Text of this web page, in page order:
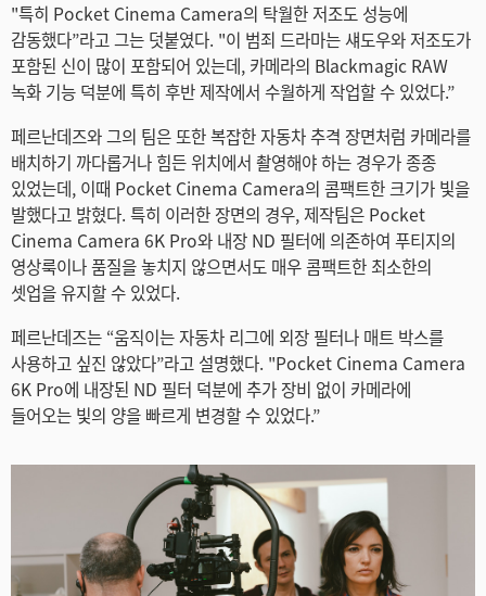
"특히 Pocket Cinema Camera의 탁월한 저조도 성능에
감동했다”라고 그는 덧붙였다. "이 범죄 드라마는 섀도우와 저조도가
포함된 신이 많이 포함되어 있는데, 카메라의 Blackmagic RAW
녹화 기능 덕분에 특히 후반 제작에서 수월하게 작업할 수 있었다.”
페르난데즈와 그의 팀은 또한 복잡한 자동차 추격 장면처럼 카메라를
배치하기 까다롭거나 힘든 위치에서 촬영해야 하는 경우가 종종
있었는데, 이때 Pocket Cinema Camera의 콤팩트한 크기가 빛을
발했다고 밝혔다. 특히 이러한 장면의 경우, 제작팀은 Pocket
Cinema Camera 6K Pro와 내장 ND 필터에 의존하여 푸티지의
영상룩이나 품질을 놓치지 않으면서도 매우 콤팩트한 최소한의
셋업을 유지할 수 있었다.
페르난데즈는 “움직이는 자동차 리그에 외장 필터나 매트 박스를
사용하고 싶진 않았다”라고 설명했다. "Pocket Cinema Camera
6K Pro에 내장된 ND 필터 덕분에 추가 장비 없이 카메라에
들어오는 빛의 양을 빠르게 변경할 수 있었다.”